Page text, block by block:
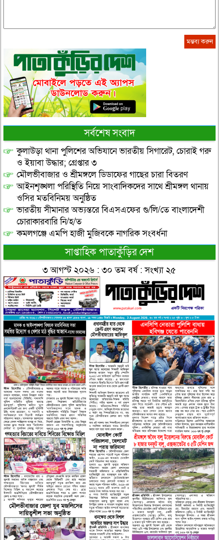
সর্বশেষ সংবাদ
কুলাউড়া থানা পুলিশের অভিযানে ভারতীয় সিগারেট, চোরাই গরু
ও ইয়াবা উদ্ধার; গ্রেপ্তার ৩
মৌলভীবাজার ও শ্রীমঙ্গলে ডিডাফের গাছের চারা বিতরণ
আইনশৃঙ্খলা পরিস্থিতি নিয়ে সাংবাদিকদের সাথে শ্রীমঙ্গল থানায়
ওসির মতবিনিময় অনুষ্ঠিত
ভারতীয় সীমানার অভ্যন্তরে বিএসএফের গু/লি/তে বাংলাদেশী
চোরাকারবারি নি/হ/ত
কমলগঞ্জে এমপি হাজী মুজিবকে নাগরিক সংবর্ধনা
সাপ্তাহিক পাতাকুঁড়ির দেশ
৩ আগস্ট ২০২৬ : ৩০ তম বর্ষ : সংখ্যা ২৫